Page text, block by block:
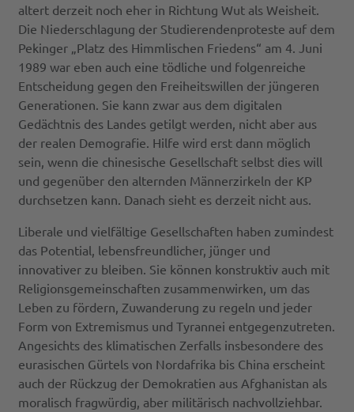
altert derzeit noch eher in Richtung Wut als Weisheit.
Die Niederschlagung der Studierendenproteste auf dem
Pekinger „Platz des Himmlischen Friedens“ am 4. Juni
1989 war eben auch eine tödliche und folgenreiche
Entscheidung gegen den Freiheitswillen der jüngeren
Generationen. Sie kann zwar aus dem digitalen
Gedächtnis des Landes getilgt werden, nicht aber aus
der realen Demografie. Hilfe wird erst dann möglich
sein, wenn die chinesische Gesellschaft selbst dies will
und gegenüber den alternden Männerzirkeln der KP
durchsetzen kann. Danach sieht es derzeit nicht aus.
Liberale und vielfältige Gesellschaften haben zumindest
das Potential, lebensfreundlicher, jünger und
innovativer zu bleiben. Sie können konstruktiv auch mit
Religionsgemeinschaften zusammenwirken, um das
Leben zu fördern, Zuwanderung zu regeln und jeder
Form von Extremismus und Tyrannei entgegenzutreten.
Angesichts des klimatischen Zerfalls insbesondere des
eurasischen Gürtels von Nordafrika bis China erscheint
auch der Rückzug der Demokratien aus Afghanistan als
moralisch fragwürdig, aber militärisch nachvollziehbar.